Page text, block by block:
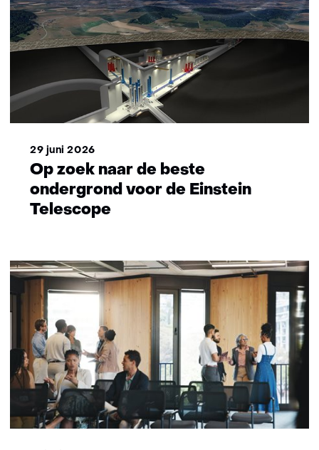
29 juni 2026
Op zoek naar de beste
ondergrond voor de Einstein
Telescope